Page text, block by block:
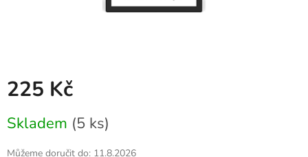
225 Kč
cena:
Skladem (5 ks)
Můžeme doručit do: 11.8.2026